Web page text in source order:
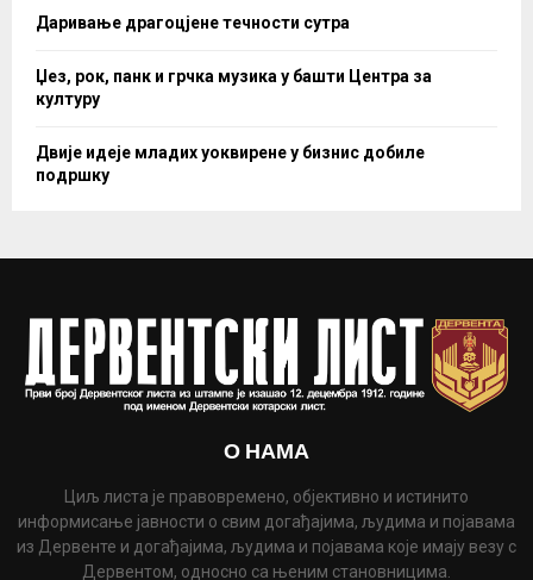
Даривање драгоцјене течности сутра
Џез, рок, панк и грчка музика у башти Центра за
културу
Двије идеје младих уоквирене у бизнис добиле
подршку
О НАМА
Циљ листа је правовремено, објективно и истинито
информисање јавности о свим догађајима, људима и појавама
из Дервенте и догађајима, људима и појавама које имају везу с
Дервентом, односно са њеним становницима.